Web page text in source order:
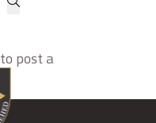
to post a